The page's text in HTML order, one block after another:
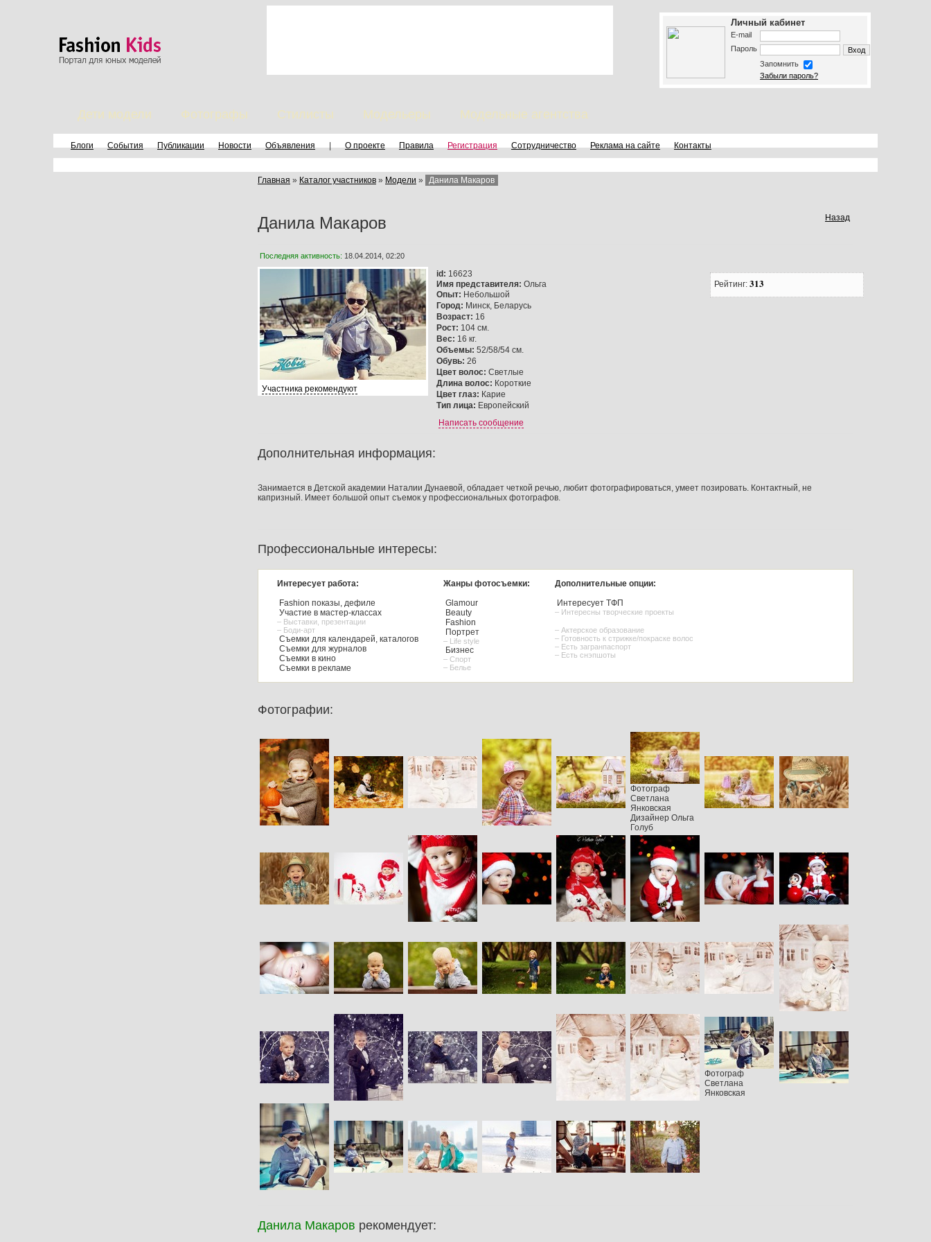
Личный кабинет
E-mail
Пароль
Запомнить
Забыли пароль?
Дети модели Фотографы Стилисты Модельеры Модельные агентства
Блоги События Публикации Новости Объявления | О проекте Правила Регистрация Сотрудничество Реклама на сайте Контакты
Главная » Каталог участников » Модели » Данила Макаров
Назад
Данила Макаров
Рейтинг: 313
Последняя активность: 18.04.2014, 02:20
Участника рекомендуют
id: 16623
Имя представителя: Ольга
Опыт: Небольшой
Город: Минск, Беларусь
Возраст: 16
Рост: 104 см.
Вес: 16 кг.
Объемы: 52/58/54 см.
Обувь: 26
Цвет волос: Светлые
Длина волос: Короткие
Цвет глаз: Карие
Тип лица: Европейский
Написать сообщение
Дополнительная информация:
Занимается в Детской академии Наталии Дунаевой, обладает четкой речью, любит фотографироваться, умеет позировать. Контактный, не
капризный. Имеет большой опыт съемок у профессиональных фотографов.
Профессиональные интересы:
Интересует работа:
Fashion показы, дефиле
Участие в мастер-классах
– Выставки, презентации
– Боди-арт
Съемки для календарей, каталогов
Съемки для журналов
Съемки в кино
Съемки в рекламе
Жанры фотосъемки:
Glamour
Beauty
Fashion
Портрет
– Life style
Бизнес
– Спорт
– Белье
Дополнительные опции:
Интересует ТФП
– Интересны творческие проекты
– Актерское образование
– Готовность к стрижке/покраске волос
– Есть загранпаспорт
– Есть снэпшоты
Фотографии:
Фотограф
Светлана
Янковская
Дизайнер Ольга
Голуб
Фотограф
Светлана
Янковская
Данила Макаров рекомендует: